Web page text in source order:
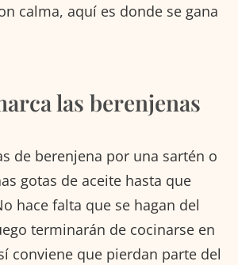
calma, aquí es donde se gana
las berenjenas
de berenjena por una sartén o
gotas de aceite hasta que
hace falta que se hagan del
terminarán de cocinarse en
conviene que pierdan parte del